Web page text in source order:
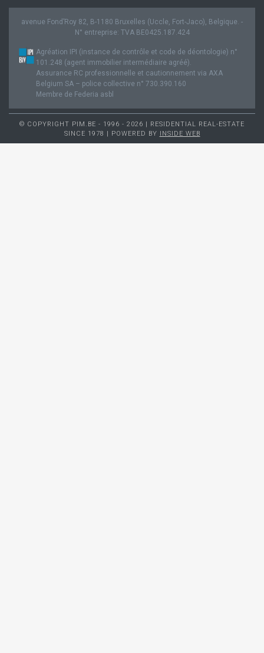
avenue Fond’Roy 82, B-1180 Bruxelles (Uccle, Fort-Jaco), Belgique. -
N° entreprise: TVA BE0425.187.424
Agréation IPI (instance de contrôle et code de déontologie) n°
101.248 (agent immobilier intermédiaire agréé).
Assurance RC professionnelle et cautionnement via AXA
Belgium SA – police collective n° 730.390.160
Membre de Federia asbl
© COPYRIGHT PIM.BE - 1996 - 2026 | RESIDENTIAL REAL-ESTATE
SINCE 1978 | POWERED BY
INSIDE WEB